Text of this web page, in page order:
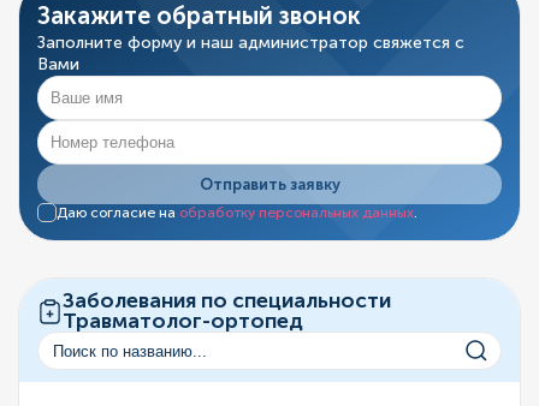
Закажите обратный звонок
Заполните форму и наш администратор свяжется с
Вами
Отправить заявку
Даю согласие на обработку персональных данных.
Заболевания по специальности
Травматолог-ортопед